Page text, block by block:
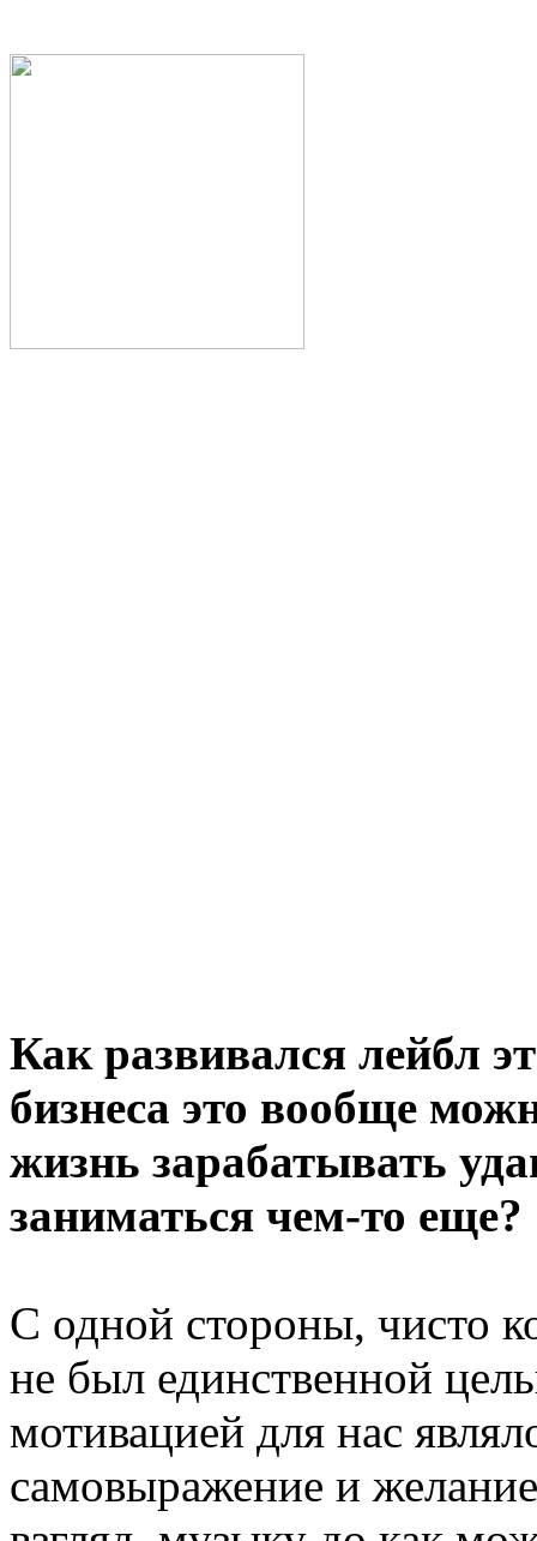
Как развивался лейбл
бизнеса это вообще
жизнь зарабатывать
заниматься чем-то еще?
С одной стороны, чисто
не был единственной
мотивацией для нас
самовыражение и